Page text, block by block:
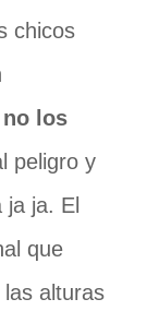
chicos
los
peligro y
ja. El
que
alturas